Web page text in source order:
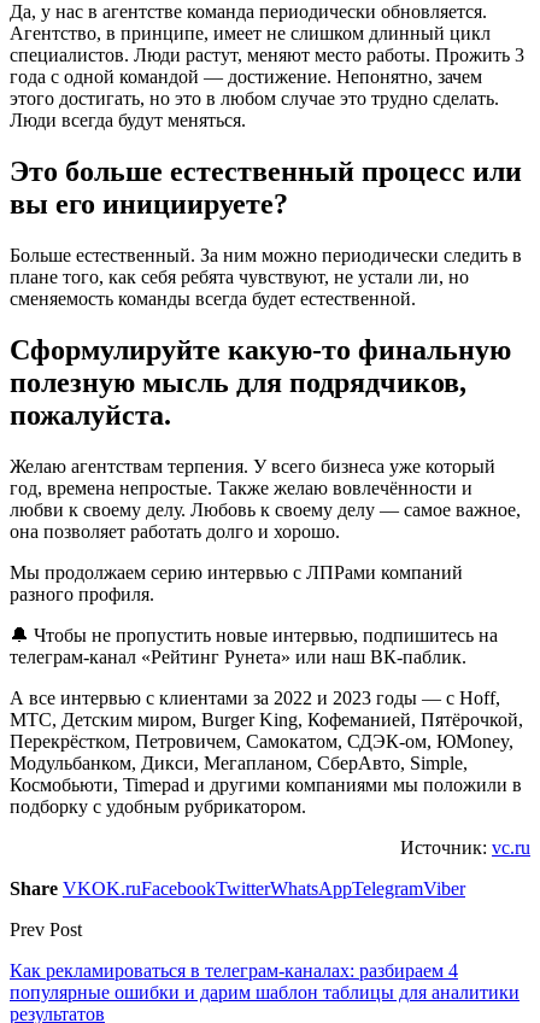
Да, у нас в агентстве команда периодически обновляется.
Агентство, в принципе, имеет не слишком длинный цикл
специалистов. Люди растут, меняют место работы. Прожить 3
года с одной командой — достижение. Непонятно, зачем
этого достигать, но это в любом случае это трудно сделать.
Люди всегда будут меняться.
Это больше естественный процесс или
вы его инициируете?
Больше естественный. За ним можно периодически следить в
плане того, как себя ребята чувствуют, не устали ли, но
сменяемость команды всегда будет естественной.
Сформулируйте какую-то финальную
полезную мысль для подрядчиков,
пожалуйста.
Желаю агентствам терпения. У всего бизнеса уже который
год, времена непростые. Также желаю вовлечённости и
любви к своему делу. Любовь к своему делу — самое важное,
она позволяет работать долго и хорошо.
Мы продолжаем серию интервью с ЛПРами компаний
разного профиля.
🔔 Чтобы не пропустить новые интервью, подпишитесь на
телеграм-канал «Рейтинг Рунета» или наш ВК-паблик.
А все интервью с клиентами за 2022 и 2023 годы — с Hoff,
МТС, Детским миром, Burger King, Кофеманией, Пятёрочкой,
Перекрёстком, Петровичем, Самокатом, СДЭК-ом, ЮMoney,
Модульбанком, Дикси, Мегапланом, СберАвто, Simple,
Космобьюти, Timepad и другими компаниями мы положили в
подборку с удобным рубрикатором.
Источник: vc.ru
Share VKOK.ruFacebookTwitterWhatsAppTelegramViber
Prev Post
Как рекламироваться в телеграм-каналах: разбираем 4
популярные ошибки и дарим шаблон таблицы для аналитики
результатов